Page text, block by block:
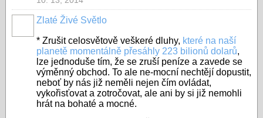
Zlaté Živé Světlo
* Zrušit celosvětově veškeré dluhy, které na naší
planetě momentálně přesáhly 223 bilionů dolarů,
lze jednoduše tím, že se zruší peníze a zavede se
výměnný obchod. To ale ne-mocní nechtějí dopustit,
neboť by nás již neměli nejen čím ovládat,
vykořisťovat a zotročovat, ale ani by si již nemohli
hrát na bohaté a mocné.